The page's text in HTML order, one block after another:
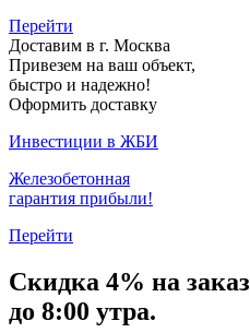
Перейти
Доставим в г. Москва
Привезем на ваш объект,
быстро и надежно!
Оформить доставку
Инвестиции в ЖБИ
Железобетонная
гарантия прибыли!
Перейти
Скидка 4% на заказ
до 8:00 утра.